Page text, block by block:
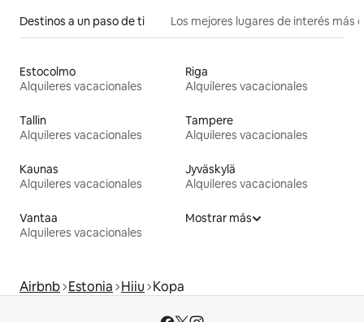
Destinos a un paso de ti Los mejores lugares de interés más
Estocolmo
Alquileres vacacionales
Riga
Alquileres vacacionales
Tallin
Alquileres vacacionales
Tampere
Alquileres vacacionales
Kaunas
Alquileres vacacionales
Jyväskylä
Alquileres vacacionales
Vantaa
Alquileres vacacionales
Mostrar más
Airbnb Estonia Hiiu Kopa